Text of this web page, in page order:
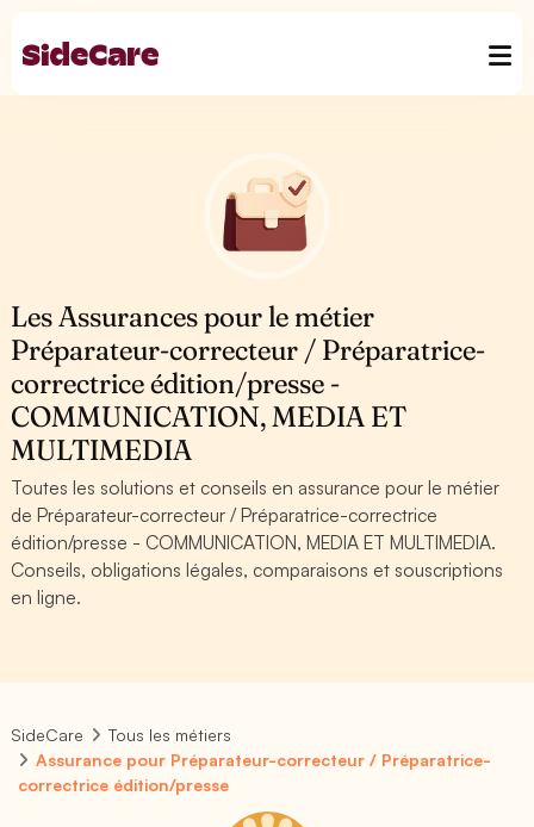
Les Assurances pour le métier
Préparateur-correcteur / Préparatrice-
correctrice édition/presse -
COMMUNICATION, MEDIA ET
MULTIMEDIA
Toutes les solutions et conseils en assurance pour le métier
de Préparateur-correcteur / Préparatrice-correctrice
édition/presse - COMMUNICATION, MEDIA ET MULTIMEDIA.
Conseils, obligations légales, comparaisons et souscriptions
en ligne.
SideCare
Tous les métiers
Assurance pour Préparateur-correcteur / Préparatrice-
correctrice édition/presse